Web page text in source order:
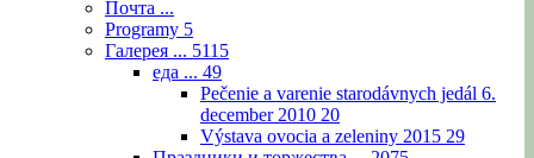
Почта ...
Programy 5
Галерея ... 5115
еда ... 49
Pečenie a varenie starodávnych jedál 6.
december 2010 20
Výstava ovocia a zeleniny 2015 29